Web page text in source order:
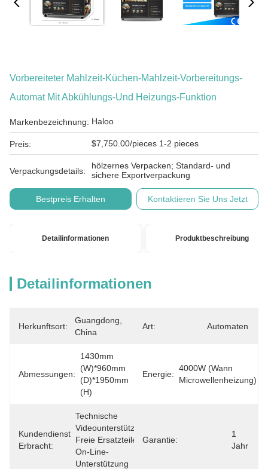
Vorbereiteter Mahlzeit-Küchen-Mahlzeit-Vorbereitungs-
Automat Mit Abkühlungs-Und Heizungs-Funktion
Markenbezeichnung: Haloo
Preis: $7,750.00/pieces 1-2 pieces
Verpackungsdetails:
hölzernes Verpacken; Standard- und
sichere Exportverpackung
Bestpreis Erhalten Kontaktieren Sie Uns Jetzt
Detailinformationen Produktbeschreibung
Detailinformationen
Herkunftsort:
Guangdong,
China
Art: Automaten
Abmessungen:
1430mm
(W)*960mm
(D)*1950mm
(H)
Energie:
4000W (wann
Microwellenheizung)
Kundendienst
Erbracht:
Technische
Videounterstützung,
Freie Ersatzteile,
On-Line-
Unterstützung
Garantie:
1
Jahr